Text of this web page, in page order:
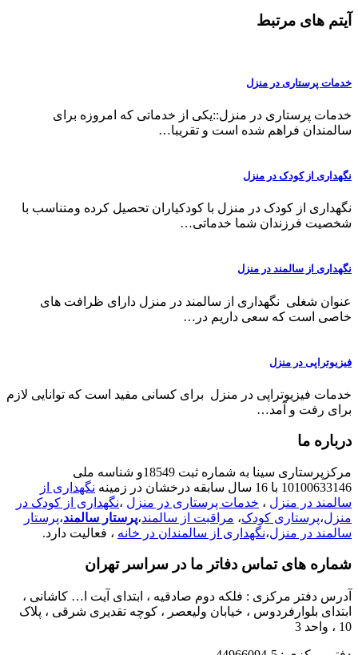
آیتم های مرتبط
خدمات پرستاری در منزل
خدمات پرستاری در منزل::یکی از خدماتی که امروزه برای
سالمندان فراهم شده است و تقریبا…
نگهداری از کودک در منزل
نگهداری از کودک در منزل با کودکیاران تحصیل کرده ومتناسب با
شخصیت فرزندان شما خدماتی…
نگهداری از سالمند در منزل
عنوان شغلی نگهداری از سالمند در منزل دارای ظرافت های
خاصی است که سعی داریم در…
فیزیوتراپی در منزل
خدمات فیزیوتراپی در منزل برای کسانی مفید است که توانایی لازم
برای رفت و آمد…
درباره ما
مرکزپرستاری سینا به شماره ثبت 18549و شناسه ملی
10100633146 با 16 سال سابقه درخشان در زمینه
نگهداری از
سالمند در منزل ، خدمات پرستاری در منزل ،نگهداری از کودک در
منزل،پرستاری کودک، مراقبت از سالمند،پرستار سالمند،پرستار
سالمند در منزل،نگهداری از سالمندان در خانه ، فعالیت دارد.
شماره های تماس دفاتر ما در سراسر تهران
آدرس دفتر مرکزی : فلکه دوم صادقیه ، ابتدای آیت ا… کاشانی ،
ابتدای بلوارفردوس ، خیابان ولیعصر ، کوچه تقدیری شرقی ، پلاک
10 ، واحد 3